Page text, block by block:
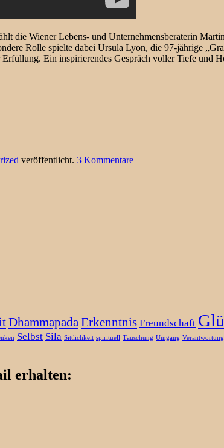
die Wiener Lebens- und Unternehmensberaterin
Rolle spielte dabei Ursula Lyon, die 97-jährige
Ein inspirierendes Gespräch voller Tiefe
veröffentlicht. 3 Kommentare
DhammapadaErkenntnis Freundschaft
Selbst Sila Sittlichkeit spirituell Täuschung Umgang Verantwortung
erhalten: